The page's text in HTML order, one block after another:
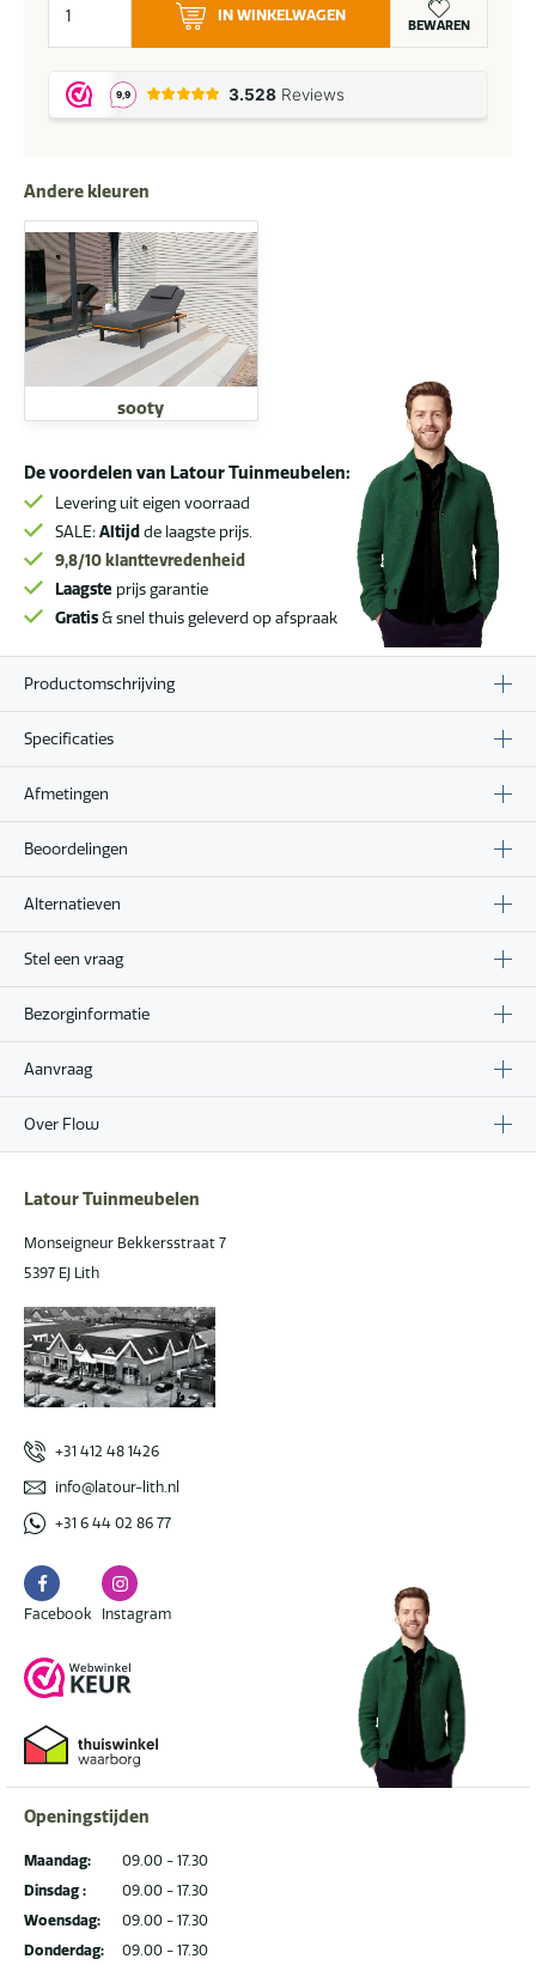
Elegance
daybed
graumel
chalk
IN WINKELWAGEN
BEWAREN
Andere kleuren
sooty
De voordelen van Latour Tuinmeubelen:
Levering uit eigen voorraad
SALE: Altijdde laagste prijs.
9,8/10klanttevredenheid
Laagste prijs garantie
Gratis& snel thuis geleverd op afspraak
Productomschrijving
Specificaties
Afmetingen
Beoordelingen
Alternatieven
Stel een vraag
Bezorginformatie
Aanvraag
Over Flow
Latour Tuinmeubelen
Monseigneur Bekkersstraat 7
5397 EJ Lith
+31 412 48 1426
info@latour-lith.nl
+31 6 44 02 86 77
Facebook
Facebook
Instagram
Instagram
Openingstijden
Maandag:
Dinsdag :
Woensdag:
Donderdag:
09.00 - 17.30
09.00 - 17.30
09.00 - 17.30
09.00 - 17.30